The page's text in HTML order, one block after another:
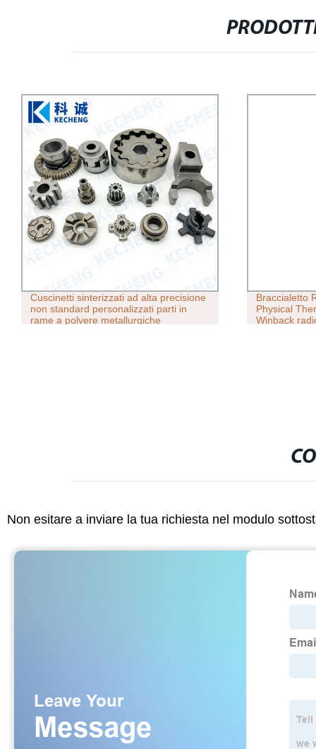
Cuscinetti sinterizzati ad alta precisione
non standard personalizzati parti in
rame a polvere metallurgiche
Braccialetto
Physical
Winback
Non esitare a inviare la tua richiesta nel modulo